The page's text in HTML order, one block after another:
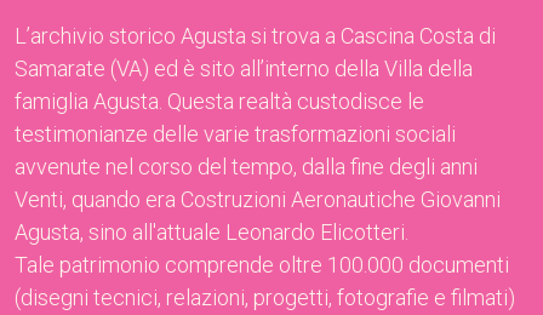
L’archivio storico Agusta si trova a Cascina Costa di
Samarate (VA) ed è sito all’interno della Villa della
famiglia Agusta. Questa realtà custodisce le
testimonianze delle varie trasformazioni sociali
avvenute nel corso del tempo, dalla fine degli anni
Venti, quando era Costruzioni Aeronautiche Giovanni
Agusta, sino all'attuale Leonardo Elicotteri.
Tale patrimonio comprende oltre 100.000 documenti
(disegni tecnici, relazioni, progetti, fotografie e filmati)